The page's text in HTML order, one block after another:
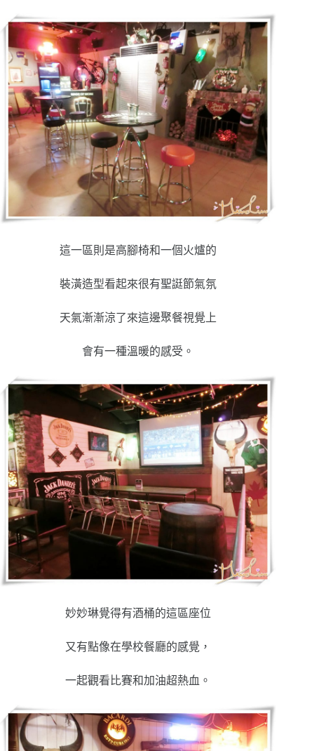
這一區則是高腳椅和一個火爐的
裝潢造型看起來很有聖誔節氣氛
天氣漸漸涼了來這邊聚餐視覺上
會有一種溫暖的感受。
妙妙琳覺得有酒桶的這區座位
又有點像在學校餐廳的感覺，
一起觀看比賽和加油超熱血。